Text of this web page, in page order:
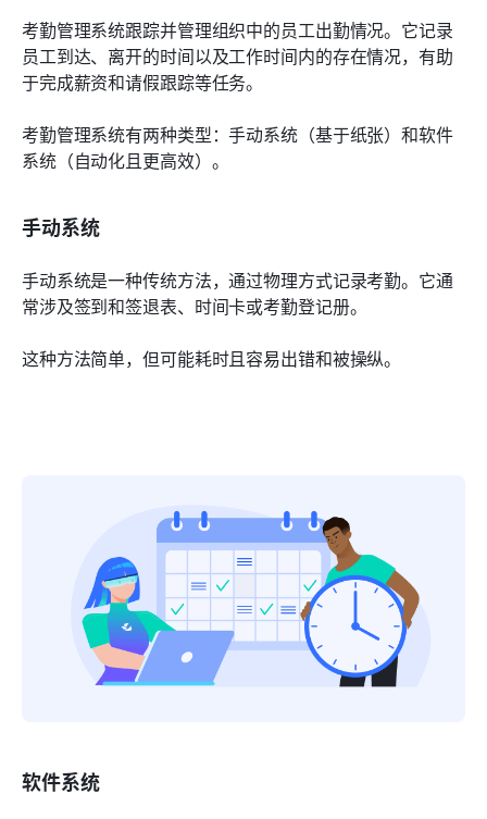
考勤管理系统跟踪并管理组织中的员工出勤情况。它记录
员工到达、离开的时间以及工作时间内的存在情况，有助
于完成薪资和请假跟踪等任务。
考勤管理系统有两种类型：手动系统（基于纸张）和软件
系统（自动化且更高效）。
手动系统
手动系统是一种传统方法，通过物理方式记录考勤。它通
常涉及签到和签退表、时间卡或考勤登记册。
这种方法简单，但可能耗时且容易出错和被操纵。
软件系统